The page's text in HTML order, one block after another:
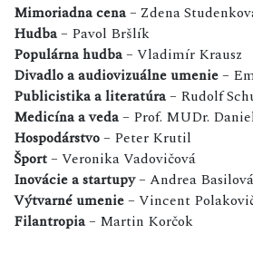
Mimoriadna cena– Zdena
Hudba– Pavol Bršlík
Populárna hudba– Vladimír Krausz
Divadlo a audiovizuálne umenie–
Publicistika a literatúra– Rudolf
Medicína a veda– Prof. MUDr.
Hospodárstvo– Peter Krutil
Šport– Veronika Vadovičová
Inovácie a startupy– Andrea
Výtvarné umenie– Vincent
Filantropia– Martin Korčok